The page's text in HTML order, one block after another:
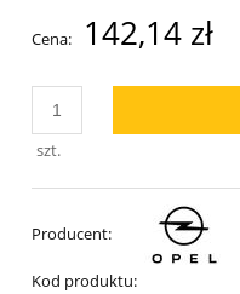
Cena: 142,14 zł
szt.
Producent:
Kod produktu: